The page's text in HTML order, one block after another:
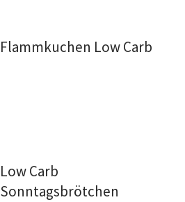
Flammkuchen Low Carb
Low Carb
Sonntagsbrötchen